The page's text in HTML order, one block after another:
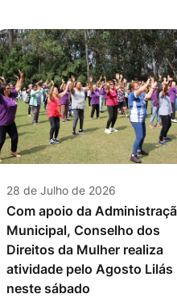
28 de Julho de 2026
Com apoio da
Municipal, Conselho dos
Direitos da Mulher realiza
atividade pelo Agosto Lilás
neste sábado